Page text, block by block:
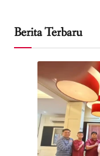
Berita Terbaru